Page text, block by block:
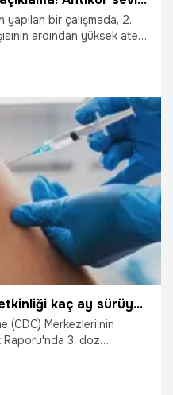
bir çalışmada, 2.
ardından yüksek ateş
3. doz BioNTech aşısının etkinliği kaç ay sürüyor? 3. doz BioNTech aşısı Omicron’dan koruyor mu?
(CDC) Merkezleri'nin
3. doz